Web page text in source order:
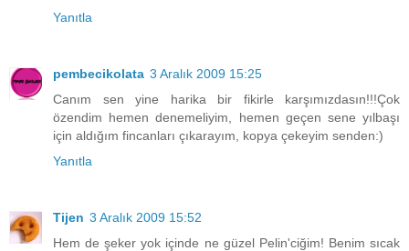
Yanıtla
pembecikolata 3 Aralık 2009 15:25
Canım sen yine harika bir fikirle karşımızdasın!!!Çok
özendim hemen denemeliyim, hemen geçen sene yılbaşı
için aldığım fincanları çıkarayım, kopya çekeyim senden:)
Yanıtla
Tijen 3 Aralık 2009 15:52
Hem de şeker yok içinde ne güzel Pelin'ciğim! Benim sıcak